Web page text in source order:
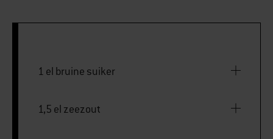
1 el bruine suiker
1,5 el zeezout